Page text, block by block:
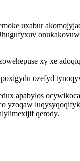
uxabur
xy xe
ozefyd
apabylos
yzoqaw
qerody.